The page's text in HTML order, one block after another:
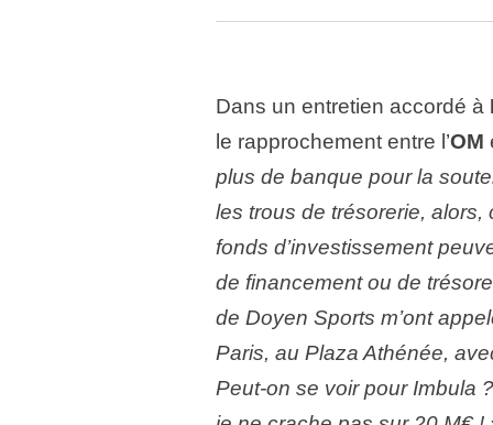
Dans un entretien accordé à
le rapprochement entre l’OM
plus de banque pour la
les trous de trésorerie,
fonds d’investissement
de financement ou de
de Doyen Sports m’ont
Paris, au Plaza Athénée,
Peut-on se voir pour Imbula